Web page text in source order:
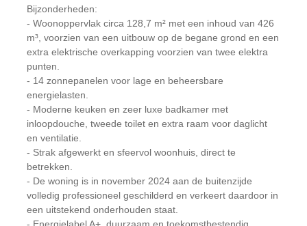
Bijzonderheden:
- Woonoppervlak circa 128,7 m² met een inhoud van 426
m³, voorzien van een uitbouw op de begane grond en een
extra elektrische overkapping voorzien van twee elektra
punten.
- 14 zonnepanelen voor lage en beheersbare
energielasten.
- Moderne keuken en zeer luxe badkamer met
inloopdouche, tweede toilet en extra raam voor daglicht
en ventilatie.
- Strak afgewerkt en sfeervol woonhuis, direct te
betrekken.
- De woning is in november 2024 aan de buitenzijde
volledig professioneel geschilderd en verkeert daardoor in
een uitstekend onderhouden staat.